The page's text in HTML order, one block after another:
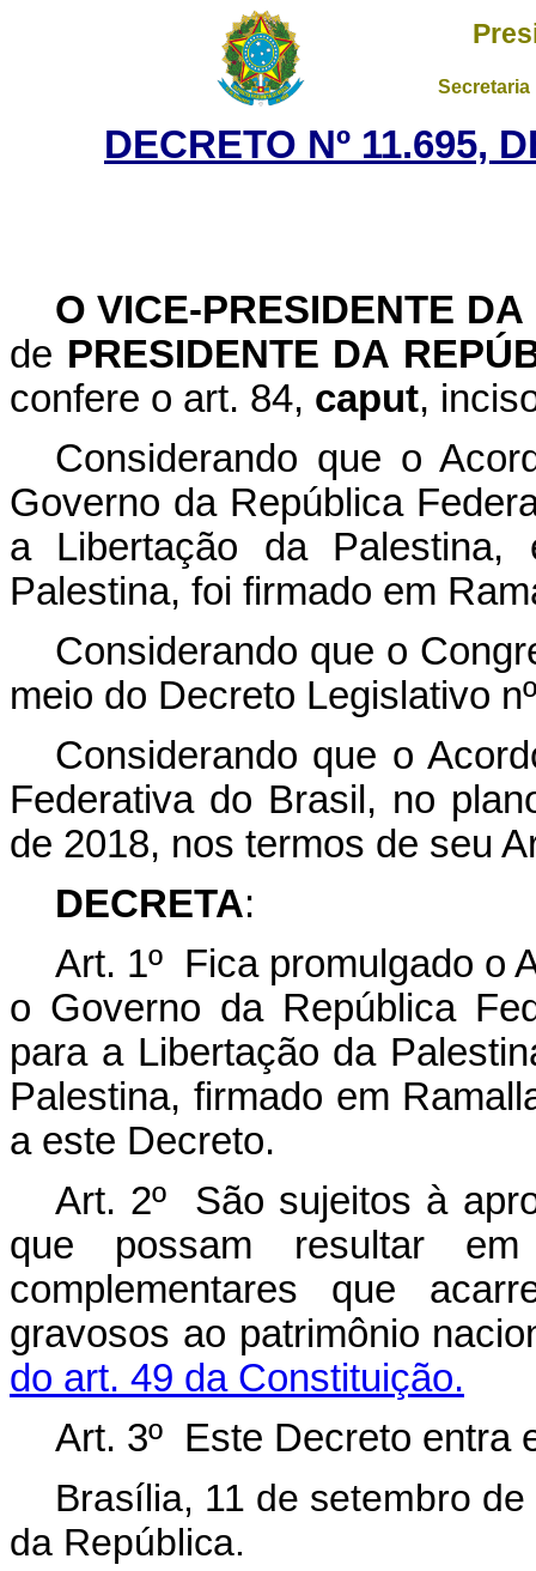
DECRETO Nº 11.695,
O VICE-PRESIDENTE
de PRESIDENTE DA
confere o art. 84, caput,
Considerando que o
Governo da República
a Libertação da Palestina,
Palestina, foi firmado em
Considerando que o
meio do Decreto Legislativo
Considerando que o
Federativa do Brasil, no
de 2018, nos termos de seu
DECRETA:
Art. 1º Fica promulgado o
o Governo da República
para a Libertação da
Palestina, firmado em
a este Decreto.
Art. 2º São sujeitos à
que possam resultar
complementares que
gravosos ao patrimônio
do art. 49 da Constituição.
Art. 3º Este Decreto entra
Brasília, 11 de setembro
da República.